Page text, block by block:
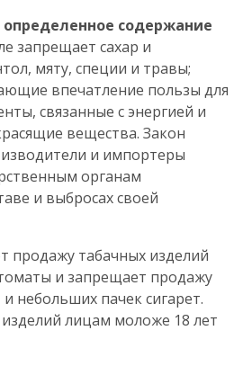
определенное содержание
запрещает сахар и
мяту, специи и травы;
впечатление пользы для
связанные с энергией и
вещества. Закон
и импортеры
органам
и выбросах своей
продажу табачных изделий
и запрещает продажу
небольших пачек сигарет.
лицам моложе 18 лет